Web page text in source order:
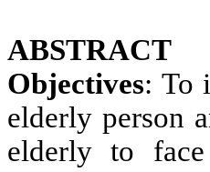
ABSTRACT
Objectives: To
elderly person
elderly to